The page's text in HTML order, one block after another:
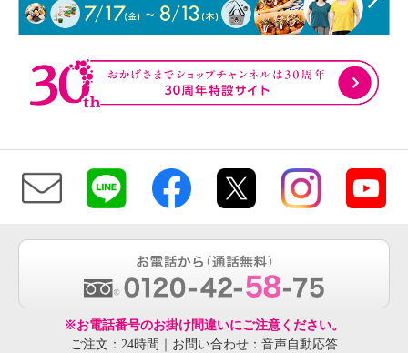
※お電話番号のお掛け間違いにご注意ください。
ご注文：24時間｜お問い合わせ：音声自動応答